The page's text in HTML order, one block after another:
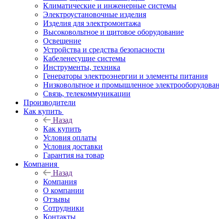
Климатические и инженерные системы
Электроустановочные изделия
Изделия для электромонтажа
Высоковольтное и щитовое оборудование
Освещение
Устройства и средства безопасности
Кабеленесущие системы
Инструменты, техника
Генераторы электроэнергии и элементы питания
Низковольтное и промышленное
Связь, телекоммуникации
Производители
Как купить
Назад
Как купить
Условия оплаты
Условия доставки
Гарантия на товар
Компания
Назад
Компания
О компании
Отзывы
Сотрудники
Контакты